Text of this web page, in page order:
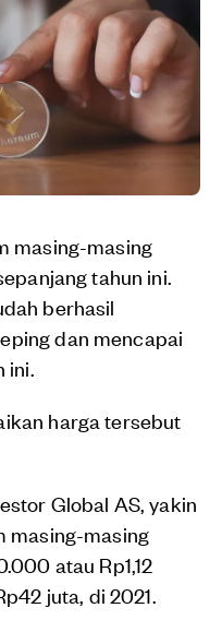
masing-masing
tahun ini.
berhasil
dan mencapai
ini.
harga tersebut
Global AS, yakin
masing-masing
atau Rp1,12
juta, di 2021.